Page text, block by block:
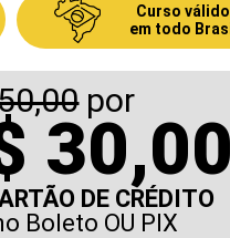
Curso válido
em todo
por
30,00
DE CRÉDITO
Boleto OU PIX